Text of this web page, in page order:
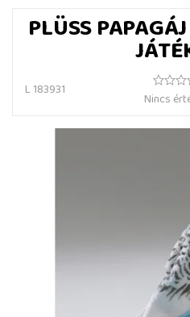
PLÜSS
L 183931
Nincs